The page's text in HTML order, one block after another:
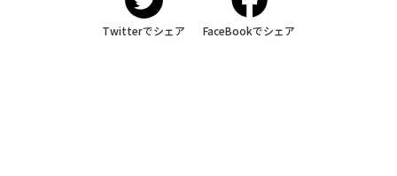
Twitterでシェア FaceBookでシェア